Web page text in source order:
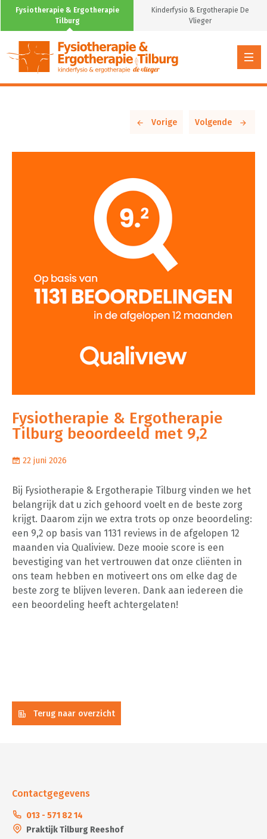
Fysiotherapie & Ergotherapie
Tilburg
Kinderfysio & Ergotherapie De
Vlieger
Vorige Volgende
Fysiotherapie & Ergotherapie
Tilburg beoordeeld met 9,2
22 juni 2026
Bij Fysiotherapie & Ergotherapie Tilburg vinden we het
belangrijk dat u zich gehoord voelt en de beste zorg
krijgt. Daarom zijn we extra trots op onze beoordeling:
een 9,2 op basis van 1131 reviews in de afgelopen 12
maanden via Qualiview. Deze mooie score is een
bevestiging van het vertrouwen dat onze cliënten in
ons team hebben en motiveert ons om elke dag de
beste zorg te blijven leveren. Dank aan iedereen die
een beoordeling heeft achtergelaten!
Terug naar overzicht
Contactgegevens
013 - 571 82 14
Praktijk Tilburg Reeshof